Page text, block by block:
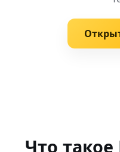
Что такое